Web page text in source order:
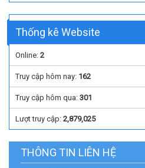
Thống kê Website
Online: 2
Truy cập hôm nay: 162
Truy cập hôm qua: 301
Lượt truy cập: 2,879,025
THÔNG TIN LIÊN HỆ